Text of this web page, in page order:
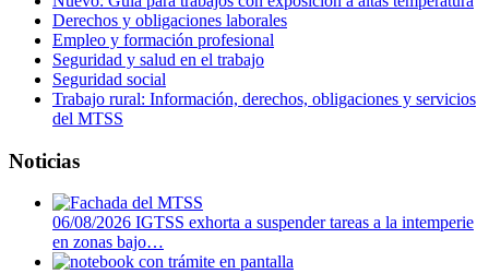
Derechos y obligaciones laborales
Empleo y formación profesional
Seguridad y salud en el trabajo
Seguridad social
Trabajo rural: Información, derechos, obligaciones y servicios
del MTSS
Noticias
06/08/2026 IGTSS exhorta a suspender tareas a la intemperie
en zonas bajo…